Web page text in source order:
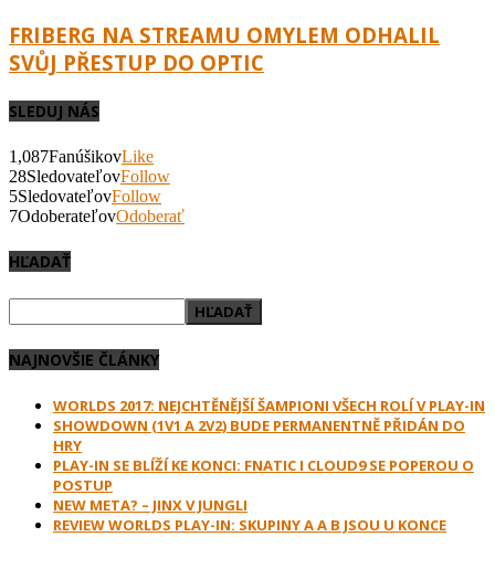
FRIBERG NA STREAMU OMYLEM ODHALIL
SVŮJ PŘESTUP DO OPTIC
SLEDUJ NÁS
1,087FanúšikovLike
28SledovateľovFollow
5SledovateľovFollow
7OdoberateľovOdoberať
HĽADAŤ
NAJNOVŠIE ČLÁNKY
WORLDS 2017: NEJCHTĚNĚJŠÍ ŠAMPIONI VŠECH ROLÍ V PLAY-IN
SHOWDOWN (1V1 A 2V2) BUDE PERMANENTNĚ PŘIDÁN DO
HRY
PLAY-IN SE BLÍŽÍ KE KONCI: FNATIC I CLOUD9 SE POPEROU O
POSTUP
NEW META? – JINX V JUNGLI
REVIEW WORLDS PLAY-IN: SKUPINY A A B JSOU U KONCE